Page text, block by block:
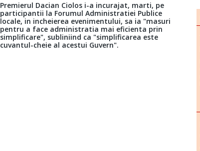
Premierul Dacian Ciolos i-a incurajat, marti, pe
participantii la Forumul Administratiei Publice
locale, in incheierea evenimentului, sa ia "masuri
pentru a face administratia mai eficienta prin
simplificare", subliniind ca "simplificarea este
cuvantul-cheie al acestui Guvern".